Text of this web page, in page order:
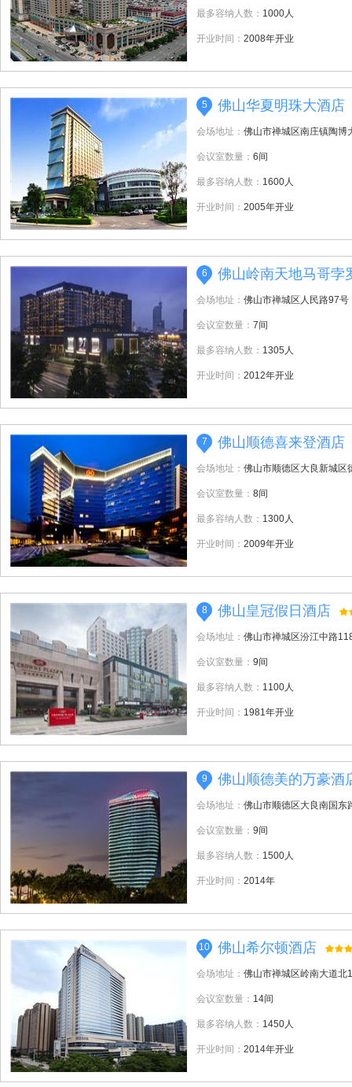
最多容纳人数： 1000人
开业时间： 2008年开业
5 佛山华夏明珠大酒店
会场地址： 佛山市禅城区南庄镇陶博
会议室数量： 6间
最多容纳人数： 1600人
开业时间： 2005年开业
6 佛山岭南天地马哥孛
会场地址： 佛山市禅城区人民路97号
会议室数量： 7间
最多容纳人数： 1305人
开业时间： 2012年开业
7 佛山顺德喜来登酒店
会场地址： 佛山市顺德区大良新城区
会议室数量： 8间
最多容纳人数： 1300人
开业时间： 2009年开业
8 佛山皇冠假日酒店
会场地址： 佛山市禅城区汾江中路
会议室数量： 9间
最多容纳人数： 1100人
开业时间： 1981年开业
9 佛山顺德美的万豪酒
会场地址： 佛山市顺德区大良南国东
会议室数量： 9间
最多容纳人数： 1500人
开业时间： 2014年
10 佛山希尔顿酒店
会场地址： 佛山市禅城区岭南大道北
会议室数量： 14间
最多容纳人数： 1450人
开业时间： 2014年开业